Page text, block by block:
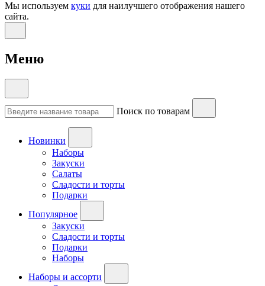
Мы используем куки для наилучшего отображения нашего
сайта.
Меню
Поиск по товарам
Новинки
Наборы
Закуски
Салаты
Сладости и торты
Подарки
Популярное
Закуски
Сладости и торты
Подарки
Наборы
Наборы и ассорти